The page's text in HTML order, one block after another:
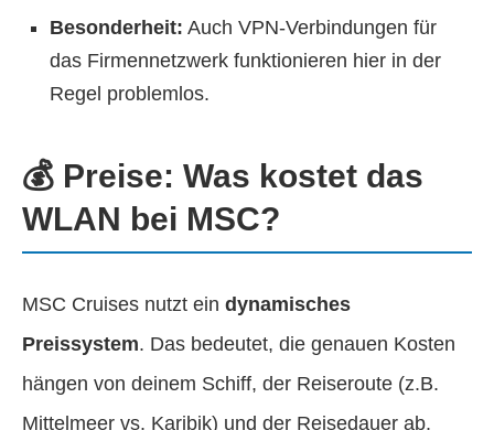
Besonderheit: Auch VPN-Verbindungen für
das Firmennetzwerk funktionieren hier in der
Regel problemlos.
💰 Preise: Was kostet das
WLAN bei MSC?
MSC Cruises nutzt ein dynamisches
Preissystem. Das bedeutet, die genauen Kosten
hängen von deinem Schiff, der Reiseroute (z.B.
Mittelmeer vs. Karibik) und der Reisedauer ab.